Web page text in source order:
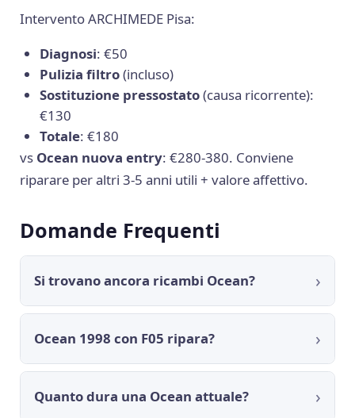
Intervento ARCHIMEDE Pisa:
Diagnosi: €50
Pulizia filtro(incluso)
Sostituzione pressostato(causa ricorrente):
€130
Totale: €180
vs Ocean nuova entry: €280-380. Conviene
riparare per altri 3-5 anni utili + valore affettivo.
Domande Frequenti
Si trovano ancora ricambi Ocean?
Ocean 1998 con F05 ripara?
Quanto dura una Ocean attuale?